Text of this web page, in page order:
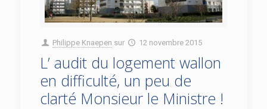
Philippe Knaepen sur 12 novembre 2015
L’ audit du logement wallon
en difficulté, un peu de
clarté Monsieur le Ministre !